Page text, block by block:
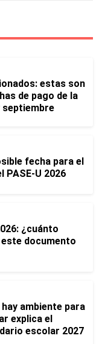
estas son
de pago de la
septiembre
fecha para el
PASE-U 2026
¿cuánto
documento
ambiente para
explica el
escolar 2027